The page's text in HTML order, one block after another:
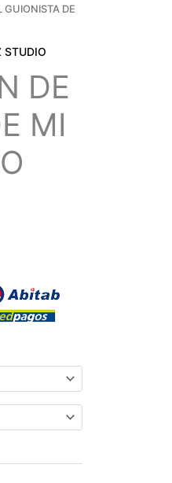
GUIONISTA DE
STUDIO
DE
MI